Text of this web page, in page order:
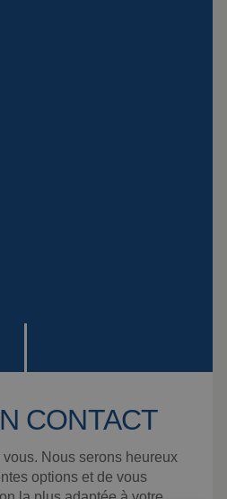
CONTACT
Nous serons heureux
options et de vous